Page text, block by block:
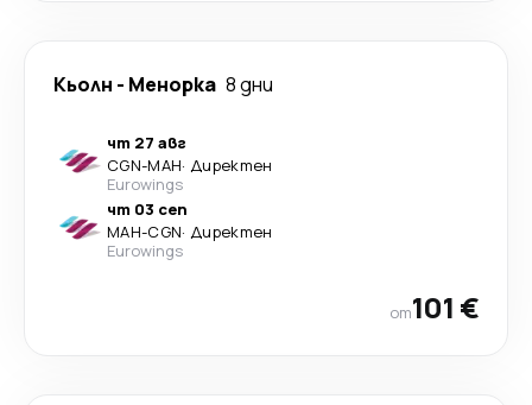
Кьолн - Менорка 8 дни
чт 27 авг
CGN-MAH· Директен
Eurowings
чт 03 сеп
MAH-CGN· Директен
Eurowings
от101 €